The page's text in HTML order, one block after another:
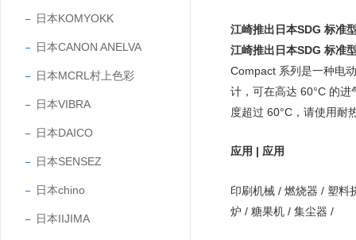
日本KOMYOKK
日本CANON ANELVA
日本MCRL村上色彩
日本VIBRA
日本DAICO
日本SENSEZ
日本chino
日本IIJIMA
江崎推出日本SDG 标准
江崎推出日本SDG 标准
Compact 系列是一种电
计，可在高达 60°C 的
度超过 60°C，请使用耐
应用 | 应用
印刷机械 / 燃烧器 / 塑料
炉 / 糖果机 / 集尘器 /